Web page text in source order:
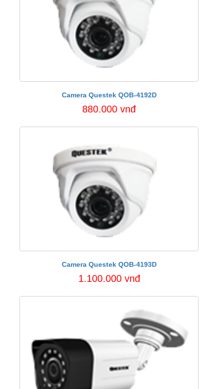
Camera Questek QOB-4192D
880.000 vnđ
Camera Questek QOB-4193D
1.100.000 vnđ